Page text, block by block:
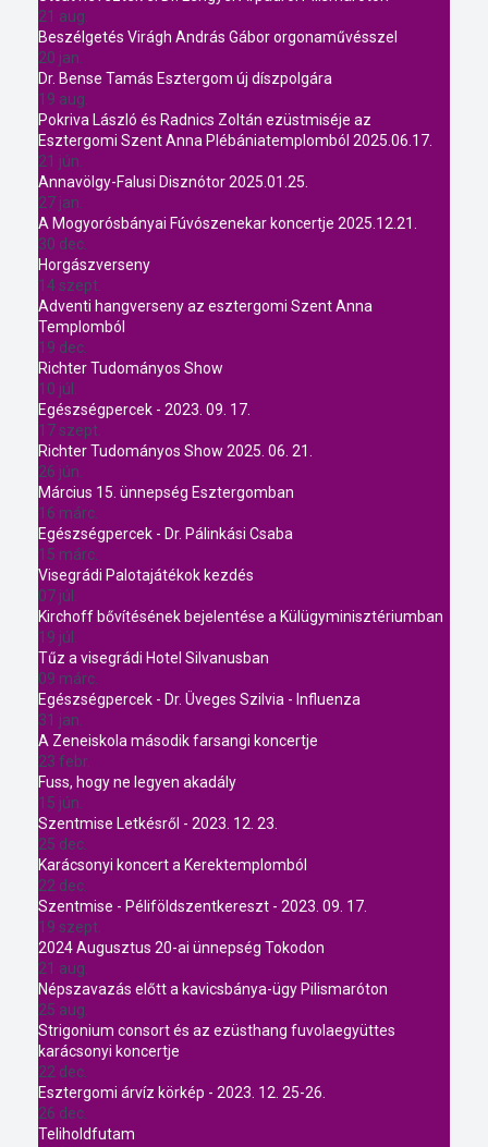
21 aug.
Beszélgetés Virágh András Gábor orgonaművésszel
20 jan.
Dr. Bense Tamás Esztergom új díszpolgára
19 aug.
Pokriva László és Radnics Zoltán ezüstmiséje az
Esztergomi Szent Anna Plébániatemplomból 2025.06.17.
21 jún.
Annavölgy-Falusi Disznótor 2025.01.25.
27 jan.
A Mogyorósbányai Fúvószenekar koncertje 2025.12.21.
30 dec.
Horgászverseny
14 szept.
Adventi hangverseny az esztergomi Szent Anna
Templomból
19 dec.
Richter Tudományos Show
10 júl.
Egészségpercek - 2023. 09. 17.
17 szept.
Richter Tudományos Show 2025. 06. 21.
26 jún.
Március 15. ünnepség Esztergomban
16 márc.
Egészségpercek - Dr. Pálinkási Csaba
15 márc.
Visegrádi Palotajátékok kezdés
07 júl.
Kirchoff bővítésének bejelentése a Külügyminisztériumban
19 júl.
Tűz a visegrádi Hotel Silvanusban
09 márc.
Egészségpercek - Dr. Üveges Szilvia - Influenza
31 jan.
A Zeneiskola második farsangi koncertje
23 febr.
Fuss, hogy ne legyen akadály
15 jún.
Szentmise Letkésről - 2023. 12. 23.
25 dec.
Karácsonyi koncert a Kerektemplomból
22 dec.
Szentmise - Péliföldszentkereszt - 2023. 09. 17.
19 szept.
2024 Augusztus 20-ai ünnepség Tokodon
21 aug.
Népszavazás előtt a kavicsbánya-ügy Pilismaróton
25 aug.
Strigonium consort és az ezüsthang fuvolaegyüttes
karácsonyi koncertje
22 dec.
Esztergomi árvíz körkép - 2023. 12. 25-26.
26 dec.
Teliholdfutam